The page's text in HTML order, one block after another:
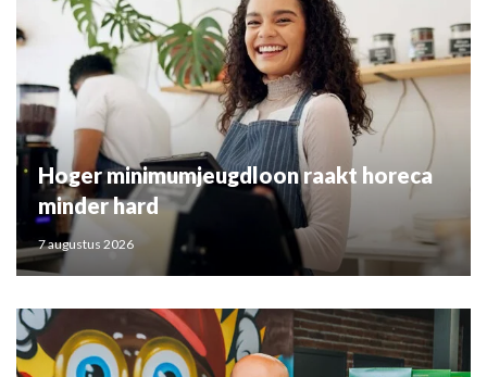
Hoger minimumjeugdloon raakt horeca
minder hard
7 augustus 2026